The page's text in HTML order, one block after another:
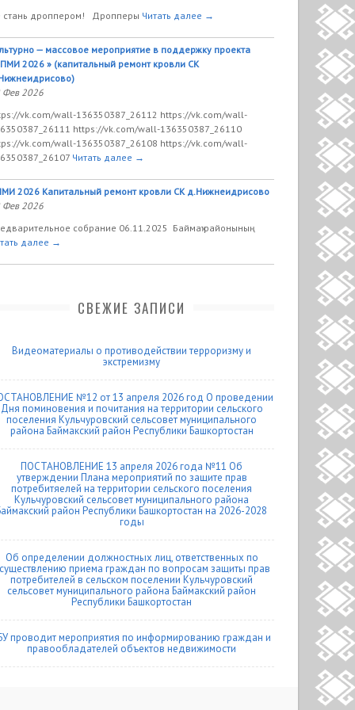
стань дроппером! Дропперы Читать далее →
— массовое мероприятие в поддержку проекта
2026 » (капитальный ремонт кровли СК
Фев 2026
vk.com/wall-136350387_26112 https://vk.com/wall-
https://vk.com/wall-136350387_26110
vk.com/wall-136350387_26108 https://vk.com/wall-
Читать далее →
2026 Капитальный ремонт кровли СК д.Нижнеидрисово
Фев 2026
собрание 06.11.2025 Баймаҡ районының
далее →
СВЕЖИЕ ЗАПИСИ
Видеоматериалы о противодействии терроризму и
экстремизму
№12 от 13 апреля 2026 год О проведении
Дня поминовения и почитания на территории сельского
поселения Кульчуровский сельсовет муниципального
района Баймакский район Республики Башкортостан
ПОСТАНОВЛЕНИЕ 13 апреля 2026 года №11 Об
утверждении Плана мероприятий по защите прав
потребитяелей на территории сельского поселения
Кульчуровский сельсовет муниципального района
район Республики Башкортостан на 2026-2028
годы
Об определении должностных лиц, ответственных по
приема граждан по вопросам защиты прав
потребителей в сельском поселении Кульчуровский
сельсовет муниципального района Баймакский район
Республики Башкортостан
проводит мероприятия по информированию граждан и
правообладателей объектов недвижимости